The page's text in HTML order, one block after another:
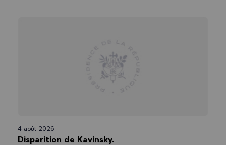
4 août 2026
Disparition de Kavinsky.